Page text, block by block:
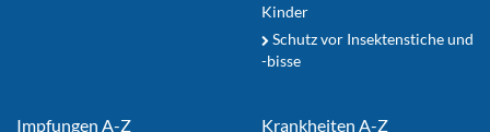
Kinder
Schutz vor Insektenstiche und
-bisse
Impfungen A-Z Krankheiten A-Z